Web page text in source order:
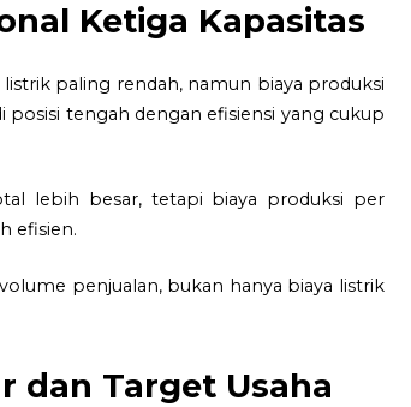
Ketiga Kapasitas
paling rendah, namun biaya produksi
tengah dengan efisiensi yang cukup
lebih besar, tetapi biaya produksi per
efisien.
penjualan, bukan hanya biaya listrik
dan Target Usaha